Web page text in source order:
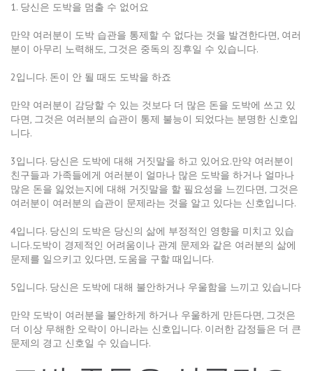
1. 당신은 도박을 멈출 수 없어요
만약 여러분이 도박 습관을 통제할 수 없다는 것을 발견한다면, 여러
분이 아무리 노력해도, 그것은 중독의 징후일 수 있습니다.
2입니다. 돈이 안 될 때도 도박을 하죠
만약 여러분이 감당할 수 있는 것보다 더 많은 돈을 도박에 쓰고 있
다면, 그것은 여러분의 습관이 통제 불능이 되었다는 분명한 신호입
니다.
3입니다. 당신은 도박에 대해 거짓말을 하고 있어요.만약 여러분이
친구들과 가족들에게 여러분이 얼마나 많은 도박을 하거나 얼마나
많은 돈을 잃었는지에 대해 거짓말을 할 필요성을 느낀다면, 그것은
여러분이 여러분의 습관이 문제라는 것을 알고 있다는 신호입니다.
4입니다. 당신의 도박은 당신의 삶에 부정적인 영향을 미치고 있습
니다.도박이 경제적인 어려움이나 관계 문제와 같은 여러분의 삶에
문제를 일으키고 있다면, 도움을 구할 때입니다.
5입니다. 당신은 도박에 대해 불안하거나 우울함을 느끼고 있습니다
만약 도박이 여러분을 불안하게 하거나 우울하게 만든다면, 그것은
더 이상 무해한 오락이 아니라는 신호입니다. 이러한 감정들은 더 큰
문제의 경고 신호일 수 있습니다.